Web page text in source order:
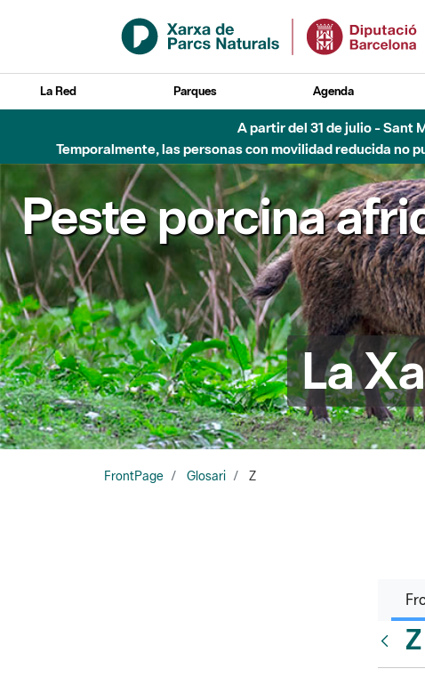
Saltar al contenido principal
La Red Parques Agenda
A partir del 31 de julio - Sant
Temporalmente, las personas con movilidad reducida no
Peste porcina
La
FrontPage Glosari Z
Z